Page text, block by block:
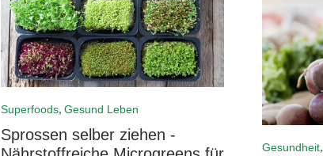
Gesundheit,
Superfoods, Gesund Leben
Sprossen selber ziehen -